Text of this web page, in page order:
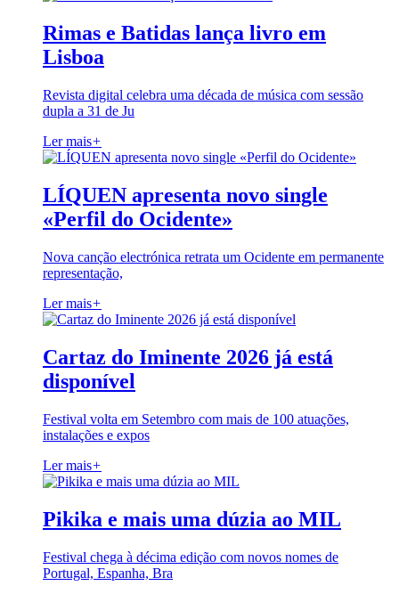
Rimas e Batidas lança livro em
Lisboa
Revista digital celebra uma década de música com sessão
dupla a 31 de Ju
Ler mais+
LÍQUEN apresenta novo single
«Perfil do Ocidente»
Nova canção electrónica retrata um Ocidente em permanente
representação,
Ler mais+
Cartaz do Iminente 2026 já está
disponível
Festival volta em Setembro com mais de 100 atuações,
instalações e expos
Ler mais+
Pikika e mais uma dúzia ao MIL
Festival chega à décima edição com novos nomes de
Portugal, Espanha, Bra